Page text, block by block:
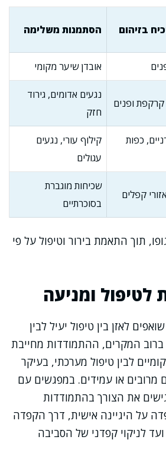
בזיהום הסתמנות משלימה
אובדן שיער מקומי
קרקפת ופנים
נגעים אדומים, גירוד
חזק
כפות
קילוף עורי, נגעים
עגולים
קפלים
שכיחות מוגברת
בסוכרתיים
תוך התאמת בירור וטיפול על פי
לטיפול ומניעה
לאזן בין טיפול יעיל לבין
ברוב המקרים, ההתמודדות מחייבת
לבין טיפול מערכתי, בעיקר
מרובים או עמידים. במפגשים עם
את הצורך בהתמודדות
על היגיינה אישית, דרך הקפדה
לניקוי קפדני של הסביבה